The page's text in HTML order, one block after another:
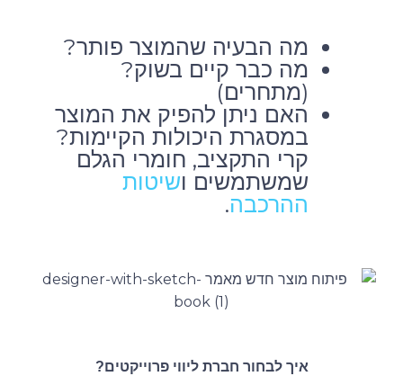
מה הבעיה שהמוצר פותר?
מה כבר קיים בשוק?
(מתחרים)
האם ניתן להפיק את המוצר
במסגרת היכולות הקיימות?
קרי התקציב, חומרי הגלם
שמשתמשים ושיטות
ההרכבה.
איך לבחור חברת ליווי פרוייקטים?